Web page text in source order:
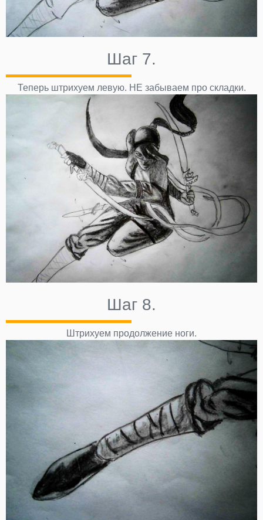
Шаг 7.
Теперь штрихуем левую. НЕ забываем про складки.
Шаг 8.
Штрихуем продолжение ноги.